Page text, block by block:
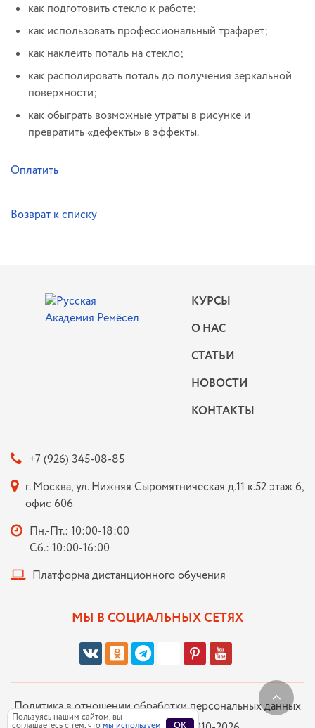
как подготовить стекло к работе;
как использовать профессиональный трафарет;
как наклеить поталь на стекло;
как располировать поталь до получения зеркальной
поверхности;
как обыграть возможные утраты в рисунке и
превратить «дефекты» в эффекты.
Оплатить
Возврат к списку
КУРСЫ
О НАС
СТАТЬИ
НОВОСТИ
КОНТАКТЫ
МЫ В СОЦИАЛЬНЫХ СЕТЯХ
+7 (926) 345-08-85
г. Москва, ул. Нижняя Сыромятническая д.11 к.52 этаж 6,
офис 606
Пн.-Пт.: 10:00-18:00
Сб.: 10:00-16:00
Платформа дистанционного обучения
Политика в отношении обработки персональных данных
Пользуясь нашим сайтом, вы
соглашаетесь с тем, чтомы используем OK